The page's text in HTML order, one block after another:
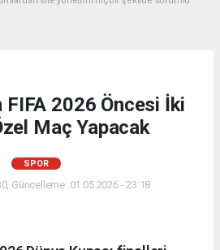
FIFA 2026 Öncesi İki
Maç Yapacak
SPOR
Güncelleme: 01.05.2026 - 23:18